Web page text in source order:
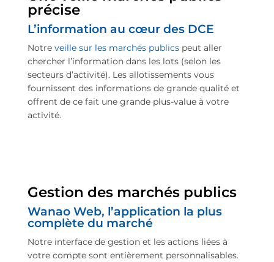
précise
L’information au cœur des DCE
Notre veille sur les marchés publicspeut aller
chercher l’information dans les lots (selon les
secteurs d’activité). Les allotissements vous
fournissent des informations de grande qualité et
offrent de ce fait une grande plus-value à votre
activité.
Gestion des marchés publics
Wanao Web, l’application la plus
complète du marché
Notre interface de gestion et les actions liées à
votre compte sont entièrement personnalisables.